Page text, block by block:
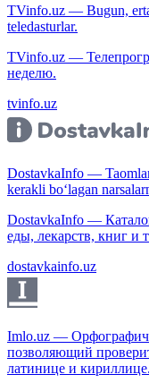
TVinfo.uz — Bugun,
teledasturlar.
TVinfo.uz —
неделю.
tvinfo.uz
DostavkaInfo —
kerakli bo‘lagan
DostavkaInfo —
еды, лекарств, книг и
dostavkainfo.uz
Imlo.uz —
позволяющий
латинице и